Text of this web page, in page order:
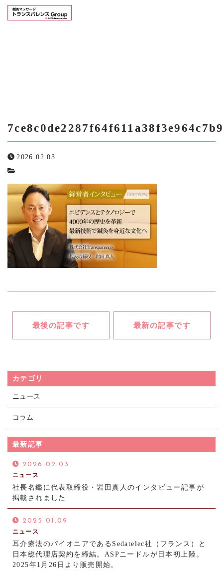
お問い合わせ
CONTACT
鍼灸マッサージのことなら
お任せください
お問い合わせフォーム
2026.02.03
最後の記事です 最新の記事です
カテゴリ
ニュース
コラム
最新記事
2026.02.03
ニュース
社長名鑑に代表取締役・岩田真人のインタビュー記事が
掲載されました
2025.01.09
ニュース
耳介療法のパイオニアであるSedatelec社（フランス）と
日本総代理店契約を締結。ASPニードルが日本初上陸。
2025年1月26日より販売開始。